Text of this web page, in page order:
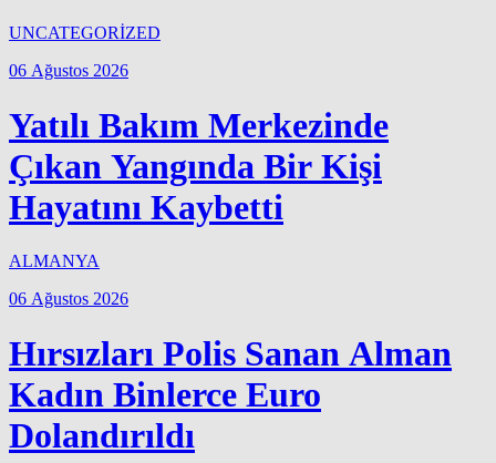
UNCATEGORİZED
06 Ağustos 2026
Yatılı Bakım Merkezinde
Çıkan Yangında Bir Kişi
Hayatını Kaybetti
ALMANYA
06 Ağustos 2026
Hırsızları Polis Sanan Alman
Kadın Binlerce Euro
Dolandırıldı